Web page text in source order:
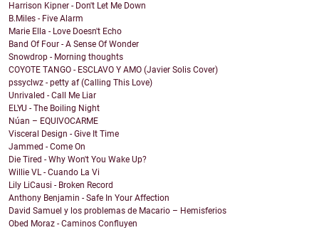
Harrison Kipner - Don't Let Me Down
B.Miles - Five Alarm
Marie Ella - Love Doesn't Echo
Band Of Four - A Sense Of Wonder
Snowdrop - Morning thoughts
COYOTE TANGO - ESCLAVO Y AMO (Javier Solis Cover)
pssyclwz - petty af (Calling This Love)
Unrivaled - Call Me Liar
ELYU - The Boiling Night
Núan – EQUIVOCARME
Visceral Design - Give It Time
Jammed - Come On
Die Tired - Why Won't You Wake Up?
Willie VL - Cuando La Vi
Lily LiCausi - Broken Record
Anthony Benjamin - Safe In Your Affection
David Samuel y los problemas de Macario – Hemisferios
Obed Moraz - Caminos Confluyen